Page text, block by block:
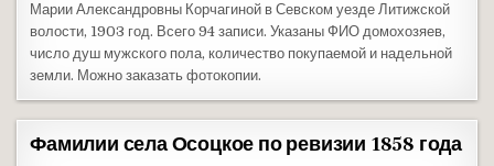
Марии Александровны Корчагиной в Севском уезде Литижской
волости, 1903 год. Всего 94 записи. Указаны ФИО домохозяев,
число душ мужского пола, количество покупаемой и надельной
земли. Можно заказать фотокопии.
Фамилии села Осоцкое по ревизии 1858 года